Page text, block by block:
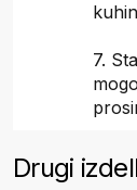
7.
Drugi